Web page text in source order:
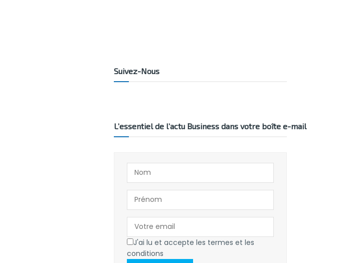
Suivez-Nous
L’essentiel de l’actu Business dans votre boîte e-mail
J'ai lu et accepte les termes et les
conditions